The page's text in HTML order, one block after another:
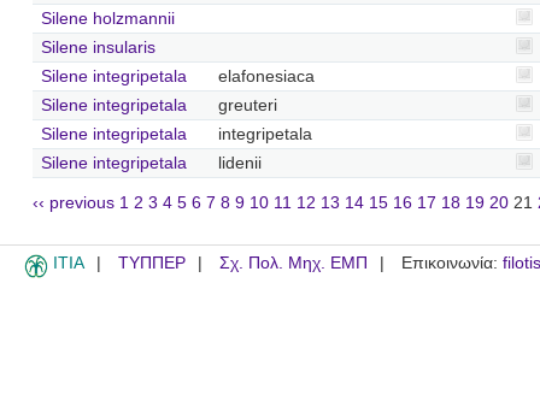
Silene holzmannii
Silene insularis
Silene integripetala
elafonesiaca
Silene integripetala
greuteri
Silene integripetala
integripetala
Silene integripetala
lidenii
‹‹ previous 1 2 3 4 5 6 7 8 9 10 11 12 13 14 15 16 17 18 19 20 21
ITIA ΤΥΠΠΕΡ Σχ. Πολ. Μηχ. ΕΜΠ Επικοινωνία: